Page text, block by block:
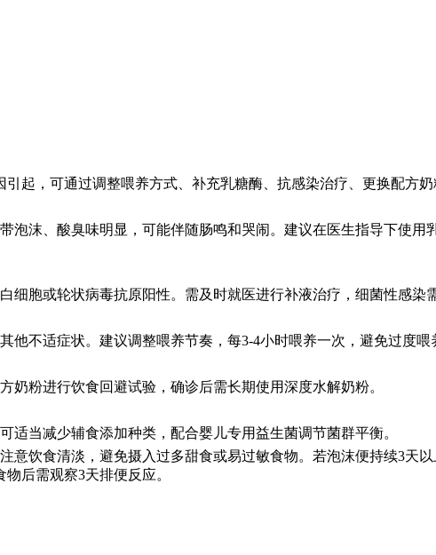
起，可通过调整喂养方式、补充乳糖酶、抗感染治疗、更换配方奶
沫、酸臭味明显，可能伴随肠鸣和哭闹。建议在医生指导下使用
胞或轮状病毒抗原阳性。需及时就医进行补液治疗，细菌性感染
不适症状。建议调整喂养节奏，每3-4小时喂养一次，避免过度喂
粉进行饮食回避试验，确诊后需长期使用深度水解奶粉。
当减少辅食添加种类，配合婴儿专用益生菌调节菌群平衡。
饮食清淡，避免摄入过多甜食或易过敏食物。若泡沫便持续3天
后需观察3天排便反应。